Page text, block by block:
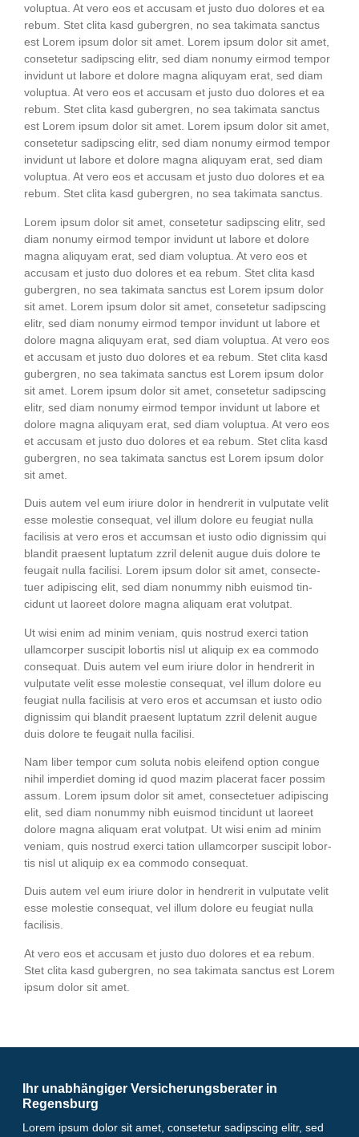
volup­tua. At vero eos et accu­sam et jus­to duo dolo­res et ea
rebum. Stet cli­ta kasd guber­gren, no sea taki­ma­ta sanc­tus
est Lorem ipsum dolor sit amet. Lorem ipsum dolor sit amet,
con­sete­tur sadipscing elitr, sed diam nonumy eirm­od tem­por
invidunt ut labo­re et dolo­re magna ali­quyam erat, sed diam
volup­tua. At vero eos et accu­sam et jus­to duo dolo­res et ea
rebum. Stet cli­ta kasd guber­gren, no sea taki­ma­ta sanc­tus
est Lorem ipsum dolor sit amet. Lorem ipsum dolor sit amet,
con­sete­tur sadipscing elitr, sed diam nonumy eirm­od tem­por
invidunt ut labo­re et dolo­re magna ali­quyam erat, sed diam
volup­tua. At vero eos et accu­sam et jus­to duo dolo­res et ea
rebum. Stet cli­ta kasd guber­gren, no sea taki­ma­ta sanctus.
Lorem ipsum dolor sit amet, con­sete­tur sadipscing elitr, sed
diam nonumy eirm­od tem­por invidunt ut labo­re et dolo­re
magna ali­quyam erat, sed diam volup­tua. At vero eos et
accu­sam et jus­to duo dolo­res et ea rebum. Stet cli­ta kasd
guber­gren, no sea taki­ma­ta sanc­tus est Lorem ipsum dolor
sit amet. Lorem ipsum dolor sit amet, con­sete­tur sadipscing
elitr, sed diam nonumy eirm­od tem­por invidunt ut labo­re et
dolo­re magna ali­quyam erat, sed diam volup­tua. At vero eos
et accu­sam et jus­to duo dolo­res et ea rebum. Stet cli­ta kasd
guber­gren, no sea taki­ma­ta sanc­tus est Lorem ipsum dolor
sit amet. Lorem ipsum dolor sit amet, con­sete­tur sadipscing
elitr, sed diam nonumy eirm­od tem­por invidunt ut labo­re et
dolo­re magna ali­quyam erat, sed diam volup­tua. At vero eos
et accu­sam et jus­to duo dolo­res et ea rebum. Stet cli­ta kasd
guber­gren, no sea taki­ma­ta sanc­tus est Lorem ipsum dolor
sit amet.
Duis autem vel eum iri­ure dolor in hendre­rit in vul­pu­ta­te velit
esse moles­tie con­se­quat, vel illum dolo­re eu feu­gi­at nulla
faci­li­sis at vero eros et accum­san et ius­to odio dig­nis­sim qui
blan­dit prae­sent lupt­a­tum zzril dele­nit augue duis dolo­re te
feu­gait nulla faci­li­si. Lorem ipsum dolor sit amet, con­sec­te­
tuer adi­pi­scing elit, sed diam nonum­my nibh euis­mod tin­
cidunt ut lao­reet dolo­re magna ali­quam erat volutpat.
Ut wisi enim ad minim veniam, quis nostrud exer­ci tati­on
ullam­cor­per sus­ci­pit lob­or­tis nisl ut ali­quip ex ea com­mo­do
con­se­quat. Duis autem vel eum iri­ure dolor in hendre­rit in
vul­pu­ta­te velit esse moles­tie con­se­quat, vel illum dolo­re eu
feu­gi­at nulla faci­li­sis at vero eros et accum­san et ius­to odio
dig­nis­sim qui blan­dit prae­sent lupt­a­tum zzril dele­nit augue
duis dolo­re te feu­gait nulla facilisi.
Nam liber tem­por cum solu­ta nobis eleifend opti­on con­gue
nihil imper­diet dom­ing id quod mazim pla­ce­rat facer possim
assum. Lorem ipsum dolor sit amet, con­sec­te­tuer adi­pi­scing
elit, sed diam nonum­my nibh euis­mod tin­cidunt ut lao­reet
dolo­re magna ali­quam erat volut­pat. Ut wisi enim ad minim
veniam, quis nostrud exer­ci tati­on ullam­cor­per sus­ci­pit lob­or­
tis nisl ut ali­quip ex ea com­mo­do consequat.
Duis autem vel eum iri­ure dolor in hendre­rit in vul­pu­ta­te velit
esse moles­tie con­se­quat, vel illum dolo­re eu feu­gi­at nulla
facilisis.
At vero eos et accu­sam et jus­to duo dolo­res et ea rebum.
Stet cli­ta kasd guber­gren, no sea taki­ma­ta sanc­tus est Lorem
ipsum dolor sit amet.
Ihr unabhängiger Versicherungsberater in
Regensburg
Lorem ipsum dolor sit amet, consetetur sadipscing elitr, sed